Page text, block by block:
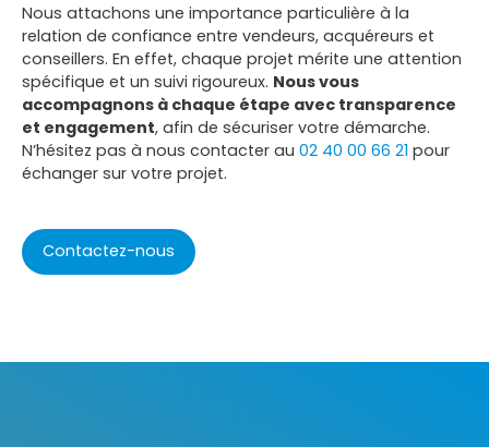
Nous attachons une importance particulière à la
relation de confiance entre vendeurs, acquéreurs et
conseillers. En effet, chaque projet mérite une attention
spécifique et un suivi rigoureux. Nous vous
accompagnons à chaque étape avec transparence
et engagement, afin de sécuriser votre démarche.
N’hésitez pas à nous contacter au 02 40 00 66 21 pour
échanger sur votre projet.
Contactez-nous